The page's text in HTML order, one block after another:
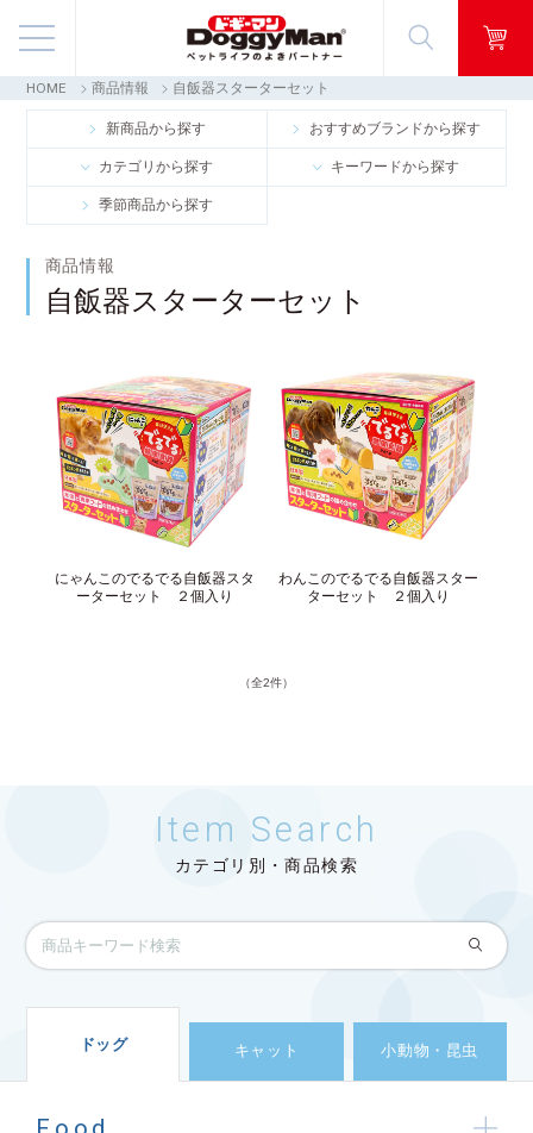
商品情報
映像ギャラリー
お客様窓口・Q＆A
採用情報
HOME 商品情報 自飯器スターターセット
新商品から探す おすすめブランドから探す
カテゴリから探す キーワードから探す
季節商品から探す
商品情報
自飯器スターターセット
にゃんこのでるでる自飯器スタ
ーターセット ２個入り
わんこのでるでる自飯器スター
ターセット ２個入り
（全2件）
Item Search
カテゴリ別・商品検索
ドッグ キャット 小動物・昆虫